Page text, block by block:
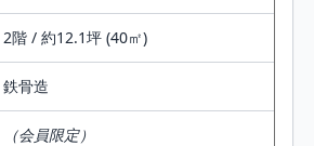
2階 / 約12.1坪 (40㎡)
鉄⾻造
（会員限定）